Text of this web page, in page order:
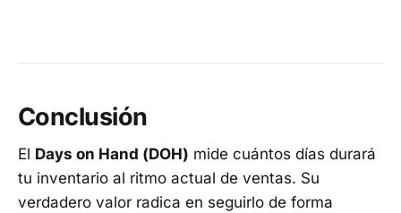
Conclusión
El Days on Hand (DOH) mide cuántos días durará
tu inventario al ritmo actual de ventas. Su
verdadero valor radica en seguirlo de forma